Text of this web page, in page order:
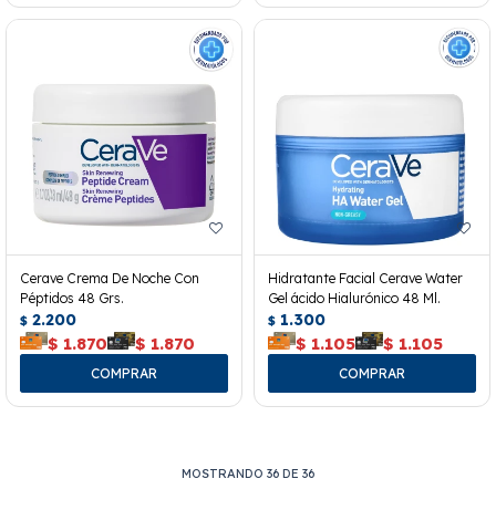
Cerave Crema De Noche Con
Péptidos 48 Grs.
$ 2.200
$ 1.870 $ 1.870
Hidratante Facial Cerave Water
Gel ácido Hialurónico 48 Ml.
$ 1.300
$ 1.105 $ 1.105
MOSTRANDO 36 DE 36